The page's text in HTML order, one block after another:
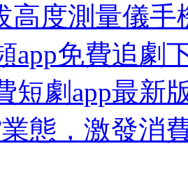
高度測量儀手
app免費追劇
短劇app最新
態，激發消